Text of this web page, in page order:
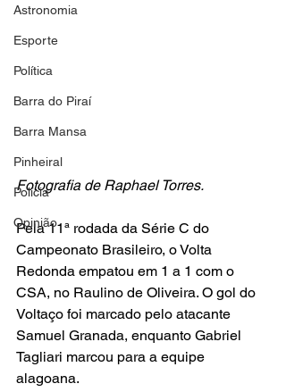
Astronomia
Esporte
Política
Barra do Piraí
Barra Mansa
Pinheiral
Polícia
Opinião
Fotografia de Raphael Torres.
Pela 11ª rodada da Série C do
Campeonato Brasileiro, o Volta
Redonda empatou em 1 a 1 com o
CSA, no Raulino de Oliveira. O gol do
Voltaço foi marcado pelo atacante
Samuel Granada, enquanto Gabriel
Tagliari marcou para a equipe
alagoana.